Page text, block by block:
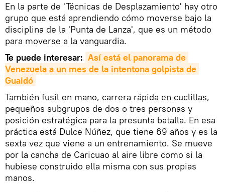
En la parte de 'Técnicas de Desplazamiento' hay otro
grupo que está aprendiendo cómo moverse bajo la
disciplina de la 'Punta de Lanza', que es un método
para moverse a la vanguardia.
Te puede interesar: Así está el panorama de
Venezuela a un mes de la intentona golpista de
Guaidó
También fusil en mano, carrera rápida en cuclillas,
pequeños subgrupos de dos o tres personas y
posición estratégica para la presunta batalla. En esa
práctica está Dulce Núñez, que tiene 69 años y es la
sexta vez que viene a un entrenamiento. Se mueve
por la cancha de Caricuao al aire libre como si la
hubiese construido ella misma con sus propias
manos.